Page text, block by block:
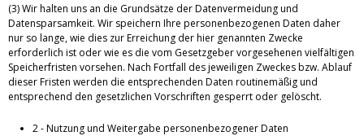
(3) Wir halten uns an die Grundsätze der Datenvermeidung und
Datensparsamkeit. Wir speichern Ihre personenbezogenen Daten daher
nur so lange, wie dies zur Erreichung der hier genannten Zwecke
erforderlich ist oder wie es die vom Gesetzgeber vorgesehenen vielfältigen
Speicherfristen vorsehen. Nach Fortfall des jeweiligen Zweckes bzw. Ablauf
dieser Fristen werden die entsprechenden Daten routinemäßig und
entsprechend den gesetzlichen Vorschriften gesperrt oder gelöscht.
2 - Nutzung und Weitergabe personenbezogener Daten